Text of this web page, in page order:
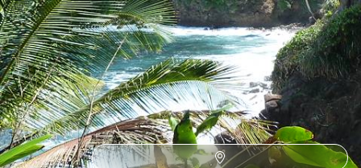
Baleine
L’espritVoyageurs du
Monde